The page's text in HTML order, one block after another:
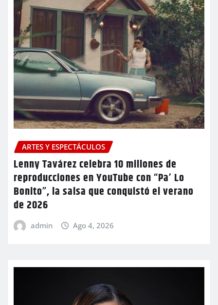
ARTES Y ESPECTÁCULOS
Lenny Tavárez celebra 10 millones de
reproducciones en YouTube con “Pa’ Lo
Bonito”, la salsa que conquistó el verano
de 2026
admin Ago 4, 2026